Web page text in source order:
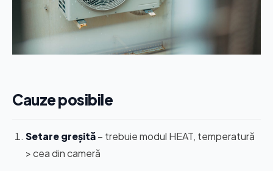
Cauze posibile
Setare greșită– trebuie modul HEAT, temperatură
> cea din cameră